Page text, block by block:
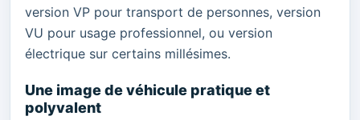
version VP pour transport de personnes, version
VU pour usage professionnel, ou version
électrique sur certains millésimes.
Une image de véhicule pratique et
polyvalent